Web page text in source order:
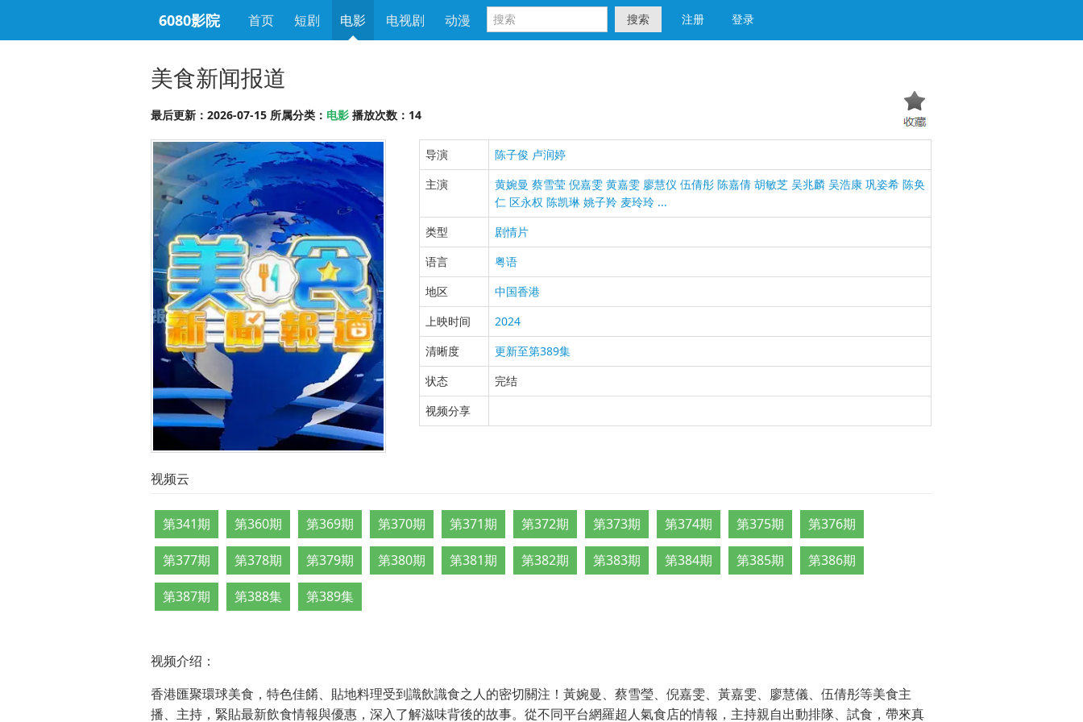
6080影院 首页 短剧 电影 电视剧 动漫 搜索 注册 登录
美食新闻报道
最后更新：2026-07-15 所属分类： 电影 播放次数：14
导演 陈子俊 卢润婷
主演
黄婉曼 蔡雪莹 倪嘉雯 黄嘉雯 廖慧仪 伍倩彤 陈嘉倩 胡敏芝 吴兆麟 吴浩康 巩姿希 陈奂
仁 区永权 陈凯琳 姚子羚 麦玲玲 ...
类型
剧情片
语言
粤语
地区
中国香港
上映时间
2024
清晰度
更新至第389集
状态
完结
视频分享
视频云
第341期 第360期 第369期 第370期 第371期 第372期 第373期 第374期 第375期 第376期
第377期 第378期 第379期 第380期 第381期 第382期 第383期 第384期 第385期 第386期
第387期 第388集 第389集
视频介绍：
香港匯聚環球美食，特色佳餚、貼地料理受到識飲識食之人的密切關注！黃婉曼、蔡雪瑩、倪嘉雯、黃嘉雯、廖慧儀、伍倩彤等美食主
播、主持，緊貼最新飲食情報與優惠，深入了解滋味背後的故事。從不同平台網羅超人氣食店的情報，主持親自出動排隊、試食，帶來真